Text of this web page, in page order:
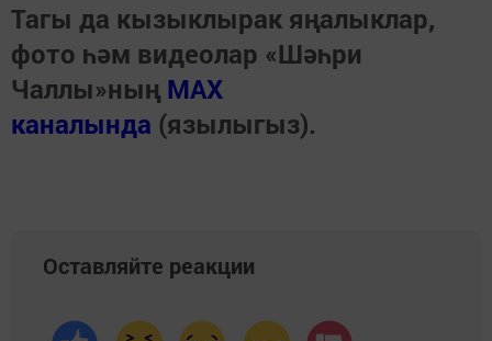
Тагы да кызыклырак яңалыклар,
фото һәм видеолар «Шәһри
Чаллы»ның MAX
каналында (язылыгыз).
Оставляйте реакции